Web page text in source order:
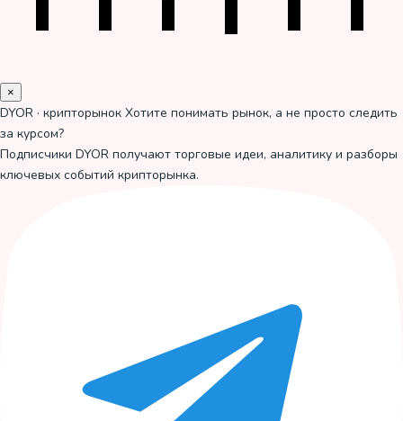
×
DYOR · крипторынок Хотите понимать рынок, а не просто следить
за курсом?
Подписчики DYOR получают торговые идеи, аналитику и разборы
ключевых событий крипторынка.